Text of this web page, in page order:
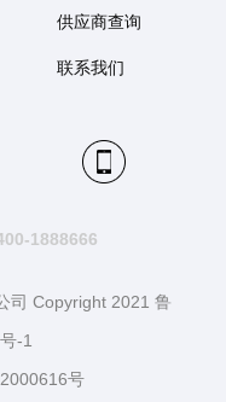
供应商查询
联系我们
1888666
司 Copyright 2021 鲁
-1
号